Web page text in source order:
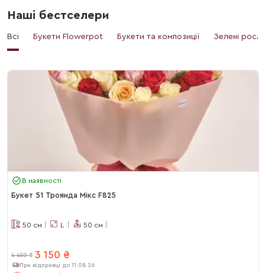
Наші бестселери
Всі Букети Flowerpot Букети та композиції Зелені
В наявності
Букет 51 Троянда Мікс F825
50 см L 50 см
4 450 ₴ 3 150 ₴
При відправці до 11.08.26